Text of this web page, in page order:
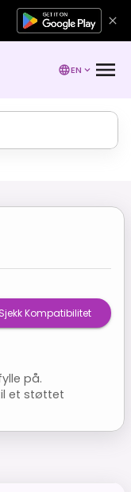
EN
på.
et støttet
Sjekk Kompatibilitet